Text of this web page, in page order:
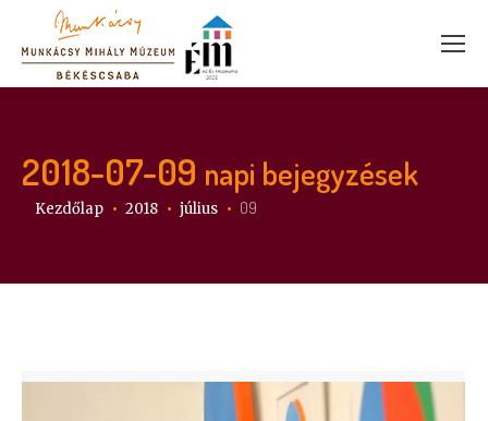
2018-07-09 napi bejegyzések
Itt vagy:
Kezdőlap 2018 július 09